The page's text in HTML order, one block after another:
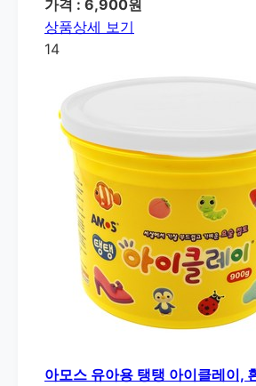
가격 : 6,900원
상품상세 보기
14
아모스 유아용 탱탱 아이클레이,